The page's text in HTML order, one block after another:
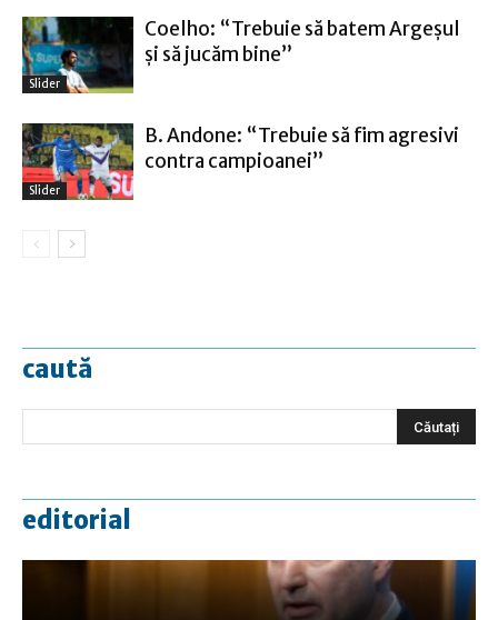
Slider
Coelho: “Trebuie să batem Argeşul
şi să jucăm bine”
Slider
B. Andone: “Trebuie să fim agresivi
contra campioanei”
caută
editorial